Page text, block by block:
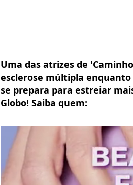
Uma das atrizes de
esclerose múltipla
se prepara para estreiar
Globo! Saiba quem: